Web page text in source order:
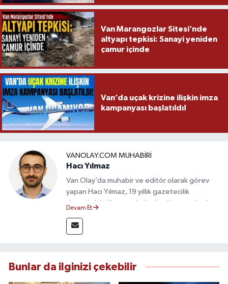
Van Marangozlar Sitesi’nde
altyapı tepkisi: Sanayi yeniden
çamur içinde
Van’da uçak krizine ilişkin imza
kampanyası başlatıldı!
VANOLAY.COM MUHABIRI
Hacı Yılmaz
Van Olay’da muhabir ve editör olarak görev
yapan Hacı Yılmaz, 19 yıllık gazetecilik
deneyimiyle Van yerel gündemi başta olmak
takip etmektedir. Editoryal sürece katkı sunan
Yılmaz, tarafsızlık, doğruluk ve etik ilkeler
bilgilendirmektedir.
Devam Et
Bunlar da ilginizi çekebilir